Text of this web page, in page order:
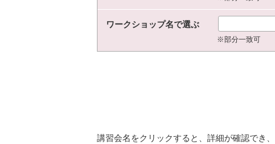
ワークショップ名で選ぶ
※部分一致可
講習会名をクリックすると、詳細が確認でき